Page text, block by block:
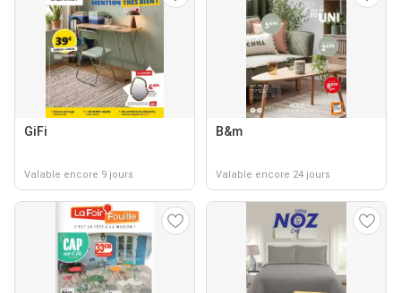
GiFi
Valable encore 9 jours
B&m
Valable encore 24 jours